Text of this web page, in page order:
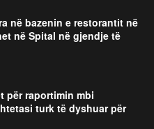
në bazenin e restorantit në
në Spital në gjendje të
për raportimin mbi
turk të dyshuar për